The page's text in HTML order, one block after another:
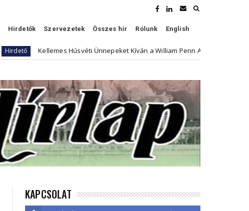
Hirdetők Szervezetek Összes hír Rólunk English
Kellemes Húsvéti Ünnepeket Kíván a William Penn Association
KAPCSOLAT